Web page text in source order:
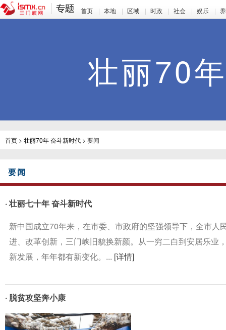
首页 | 本地 | 区域 | 时政 | 社会 | 娱乐 |
壮丽70
首页 > 壮丽70年 奋斗新时代 > 要闻
要闻
· 壮丽七十年 奋斗新时代
新中国成立70年来，在市委、市政府的坚强领导下，全市人
进、改革创新，三门峡旧貌换新颜。从一穷二白到安居乐业
新发展，年年都有新变化。... [详情]
· 脱贫攻坚奔小康